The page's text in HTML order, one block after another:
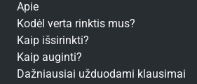
Apie
Kodėl verta rinktis mus?
Kaip išsirinkti?
Kaip auginti?
Dažniausiai užduodami klausimai